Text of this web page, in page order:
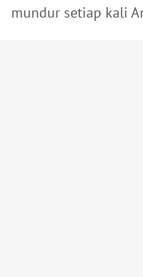
mundur setiap kali